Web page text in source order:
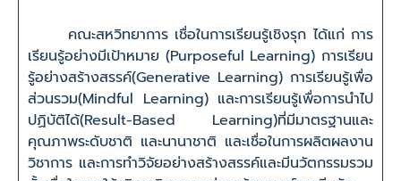
คณะสหวิทยาการ เชื่อในการเรียนรู้เชิงรุก ได้แก่ การ
เรียนรู้อย่างมีเป้าหมาย (Purposeful Learning) การเรียน
รู้อย่างสร้างสรรค์(Generative Learning) การเรียนรู้เพื่อ
ส่วนรวม(Mindful Learning) และการเรียนรู้เพื่อการนำไป
ปฏิบัติได้(Result-Based Learning)ที่มีมาตรฐานและ
คุณภาพระดับชาติ และนานาชาติ และเชื่อในการผลิตผลงาน
วิชาการ และการทำวิจัยอย่างสร้างสรรค์และมีนวัตกรรมรวม